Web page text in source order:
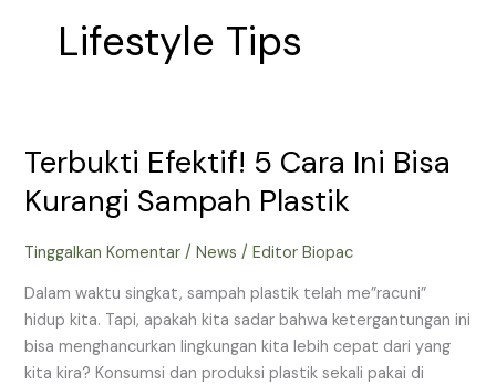
Lifestyle Tips
Terbukti Efektif! 5 Cara Ini Bisa
Kurangi Sampah Plastik
Tinggalkan Komentar /News /Editor Biopac
Dalam waktu singkat, sampah plastik telah me”racuni”
hidup kita. Tapi, apakah kita sadar bahwa ketergantungan ini
bisa menghancurkan lingkungan kita lebih cepat dari yang
kita kira? Konsumsi dan produksi plastik sekali pakai di
Terbukti
5
Ini
Bisa
Kurangi
Sampah
Plastik